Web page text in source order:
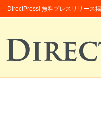
DirectPress! 無料プレスリリース